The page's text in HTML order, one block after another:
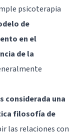
psicoterapia
de
en el
de la
considerada una
filosofía de
las relaciones con